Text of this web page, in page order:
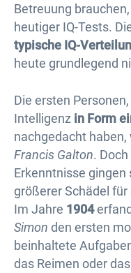
Betreuung
heutiger IQ-Tests.
typische IQ-
heute grundlegend
Die ersten
Intelligenz in Form
nachgedacht haben,
Francis Galton.
Erkenntnisse gingen
größerer Schädel
Im Jahre 1904
Simon den ersten
beinhaltete
das Reimen oder